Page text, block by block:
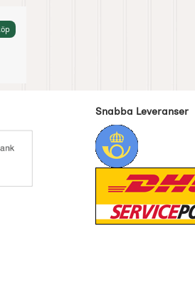
Snabba Leveranser